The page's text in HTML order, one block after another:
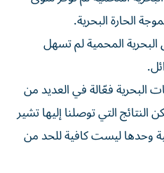
الحارة البحرية.
البحرية المحمية لم تسهل
البحرية فعّالة في العديد من
التي توصلنا إليها تشير
وحدها ليست كافية للحد من